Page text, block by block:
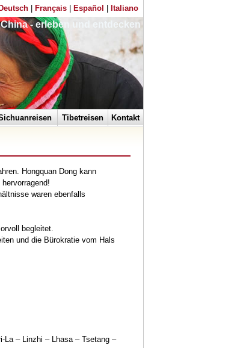
Deutsch| Français| Español Italiano
China - erleben und entdecken
Tibetreisen Kontakt
Hongquan Dong kann
waren ebenfalls
begleitet.
und die Bürokratie vom Hals
La – Linzhi – Lhasa – Tsetang –